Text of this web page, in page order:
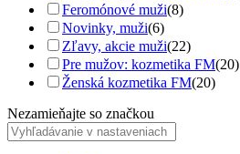
Feromónové muži(8)
Novinky, muži(6)
Zľavy, akcie muži(22)
Pre mužov: kozmetika FM(20)
Ženská kozmetika FM(20)
Nezamieňajte so značkou